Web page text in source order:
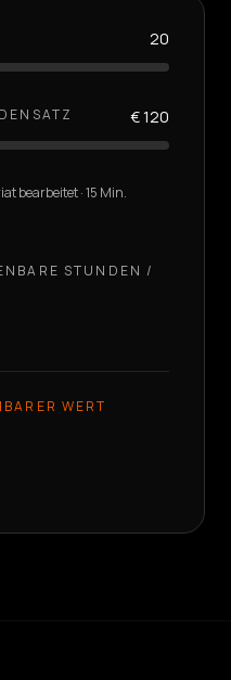
20
€ 120
bearbeitet · 15 Min.
STUNDEN /
WERT